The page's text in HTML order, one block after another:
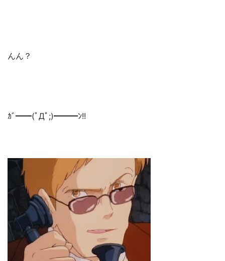
んん？
ｶﾞ━━(ﾟДﾟ;)━━━ﾝ!!